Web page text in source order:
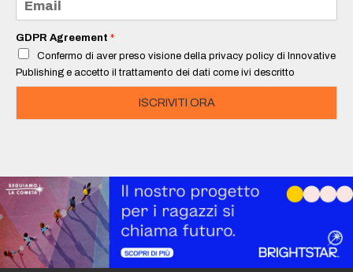
a
i
*
GDPR Agreement *
Confermo di aver preso visione della privacy policy di Innovative
Publishing e accetto il trattamento dei dati come ivi descritto
ISCRIVITI ORA